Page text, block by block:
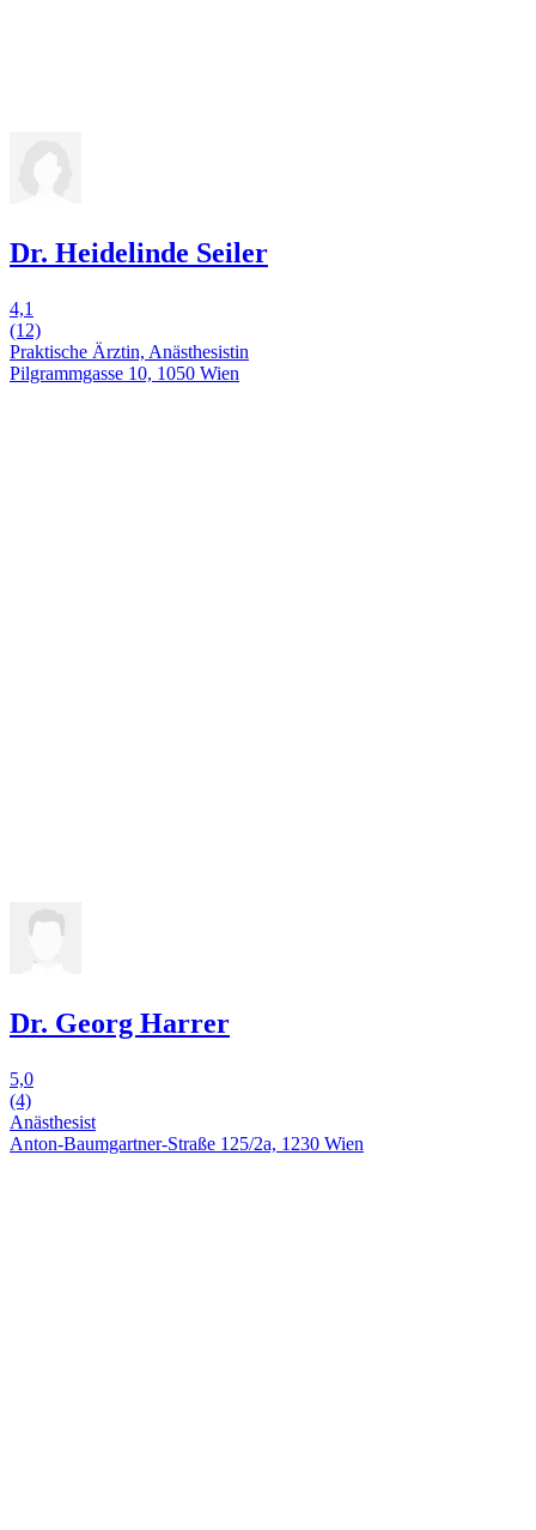
Dr. Heidelinde Seiler
4,1
(12)
Praktische Ärztin, Anästhesistin
Pilgrammgasse 10, 1050 Wien
Dr. Georg Harrer
5,0
(4)
Anästhesist
Anton-Baumgartner-Straße 125/2a, 1230 Wien